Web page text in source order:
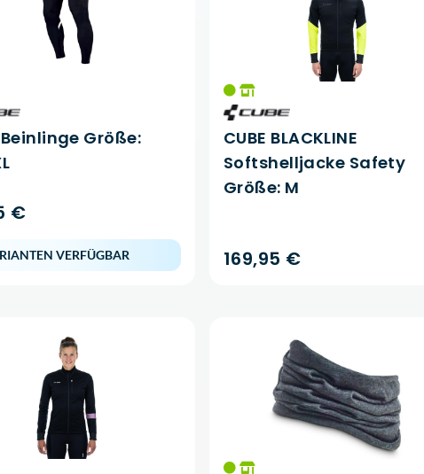
Beinlinge Größe:
€
VERFÜGBAR
CUBE BLACKLINE
Softshelljacke Safety
Größe: M
169,95 €